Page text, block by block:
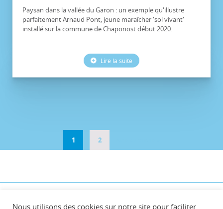
Paysan dans la vallée du Garon : un exemple qu'illustre
parfaitement Arnaud Pont, jeune maraîcher 'sol vivant'
installé sur la commune de Chaponost début 2020.
Lire la suite
1 2
Nous utilisons des cookies sur notre site pour faciliter